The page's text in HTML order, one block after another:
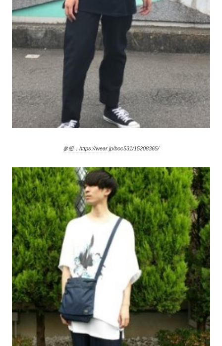
参照：https://wear.jp/boc531/15208365/